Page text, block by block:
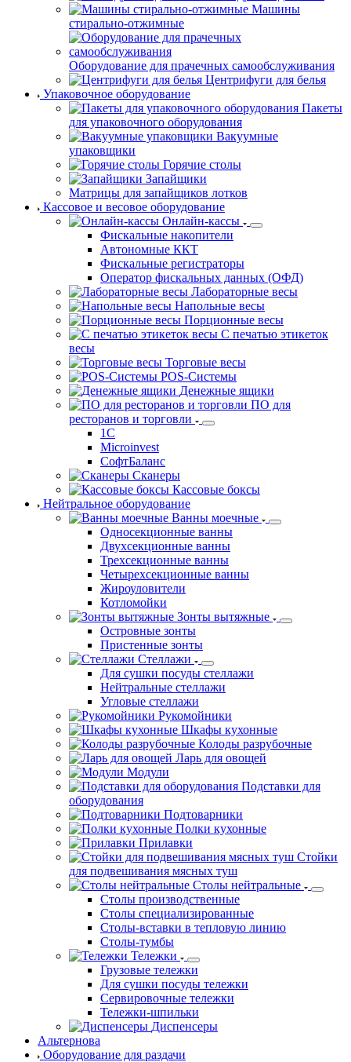
Машины
стирально-отжимные
Оборудование для прачечных самообслуживания
Центрифуги для белья
Упаковочное оборудование
Пакеты
для упаковочного оборудования
Вакуумные
упаковщики
Горячие столы
Запайщики
Матрицы для запайщиков лотков
Кассовое и весовое оборудование
Онлайн-кассы
Фискальные накопители
Автономные ККТ
Фискальные регистраторы
Оператор фискальных данных (ОФД)
Лабораторные весы
Напольные весы
Порционные весы
С печатью этикеток
весы
Торговые весы
POS-Системы
Денежные ящики
ПО для
ресторанов и торговли
1С
Microinvest
СофтБаланс
Сканеры
Кассовые боксы
Нейтральное оборудование
Ванны моечные
Односекционные ванны
Двухсекционные ванны
Трехсекционные ванны
Четырехсекционные ванны
Жироуловители
Котломойки
Зонты вытяжные
Островные зонты
Пристенные зонты
Стеллажи
Для сушки посуды стеллажи
Нейтральные стеллажи
Угловые стеллажи
Рукомойники
Шкафы кухонные
Колоды разрубочные
Ларь для овощей
Модули
Подставки для
оборудования
Подтоварники
Полки кухонные
Прилавки
Стойки
для подвешивания мясных туш
Столы нейтральные
Столы производственные
Столы специализированные
Столы-вставки в тепловую линию
Столы-тумбы
Тележки
Грузовые тележки
Для сушки посуды тележки
Сервировочные тележки
Тележки-шпильки
Диспенсеры
Альтернова
Оборудование для раздачи